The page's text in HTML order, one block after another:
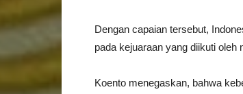
Dengan capaian tersebut,
pada kejuaraan yang diikuti oleh
Koento menegaskan, bahwa